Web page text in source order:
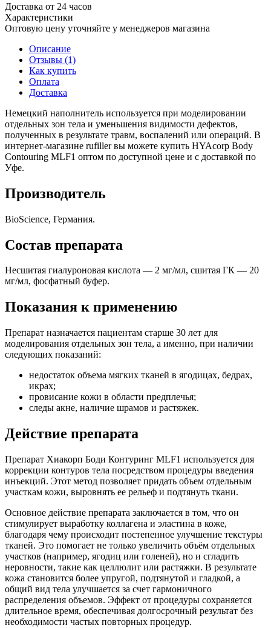
Доставка от 24 часов
Характеристики
Оптовую цену уточняйте у менеджеров магазина
Описание
Отзывы (1)
Как купить
Оплата
Доставка
Немецкий наполнитель используется при моделировании
отдельных зон тела и уменьшения видимости дефектов,
полученных в результате травм, воспалений или операций. В
интернет-магазине rufiller вы можете купить HYAcorp Body
Contouring MLF1 оптом по доступной цене и с доставкой по
Уфе.
Производитель
BioScience, Германия.
Состав препарата
Несшитая гиалуроновая кислота — 2 мг/мл, сшитая ГК — 20
мг/мл, фосфатный буфер.
Показания к применению
Препарат назначается пациентам старше 30 лет для
моделирования отдельных зон тела, а именно, при наличии
следующих показаний:
недостаток объема мягких тканей в ягодицах, бедрах,
икрах;
провисание кожи в области предплечья;
следы акне, наличие шрамов и растяжек.
Действие препарата
Препарат Хиакорп Боди Контуринг MLF1 используется для
коррекции контуров тела посредством процедуры введения
инъекций. Этот метод позволяет придать объем отдельным
участкам кожи, выровнять ее рельеф и подтянуть ткани.
Основное действие препарата заключается в том, что он
стимулирует выработку коллагена и эластина в коже,
благодаря чему происходит постепенное улучшение текстуры
тканей. Это помогает не только увеличить объём отдельных
участков (например, ягодиц или голеней), но и сгладить
неровности, такие как целлюлит или растяжки. В результате
кожа становится более упругой, подтянутой и гладкой, а
общий вид тела улучшается за счет гармоничного
распределения объемов. Эффект от процедуры сохраняется
длительное время, обеспечивая долгосрочный результат без
необходимости частых повторных процедур.